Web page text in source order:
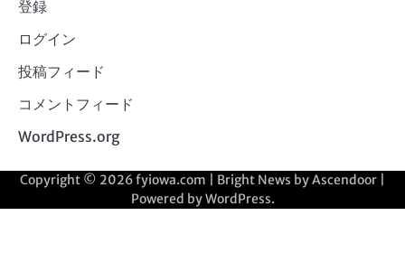
登録
ログイン
投稿フィード
コメントフィード
WordPress.org
Copyright © 2026fyiowa.com | Bright News byAscendoor
Powered byWordPress.